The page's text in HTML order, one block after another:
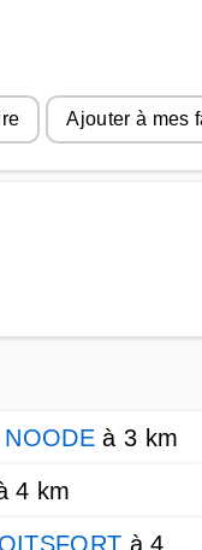
Ajouter à mes
à 3 km
4 km
à 4